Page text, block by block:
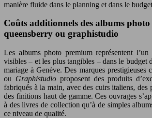
manière fluide dans le planning et dans le
Coûts additionnels des albums
queensberry ou graphistudio
Les albums photo premium représentent
visibles – et les plus tangibles – dans le budget
mariage à Genève. Des marques prestigieuses
ou Graphistudioproposent des produits
fabriqués à la main, avec des cuirs italiens, des
des finitions haut de gamme. Ces ouvrages
à des livres de collection qu’à de simples
ce niveau de qualité.